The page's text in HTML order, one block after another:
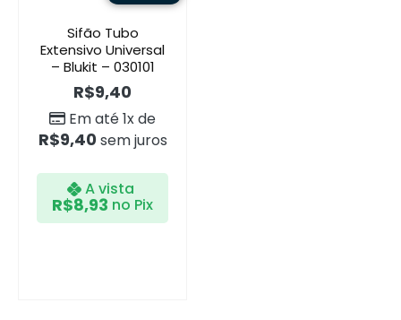
Sifão Tubo
Extensivo Universal
– Blukit – 030101
R$9,40
Em até 1x de
R$9,40 sem juros
A vista
R$8,93 no Pix